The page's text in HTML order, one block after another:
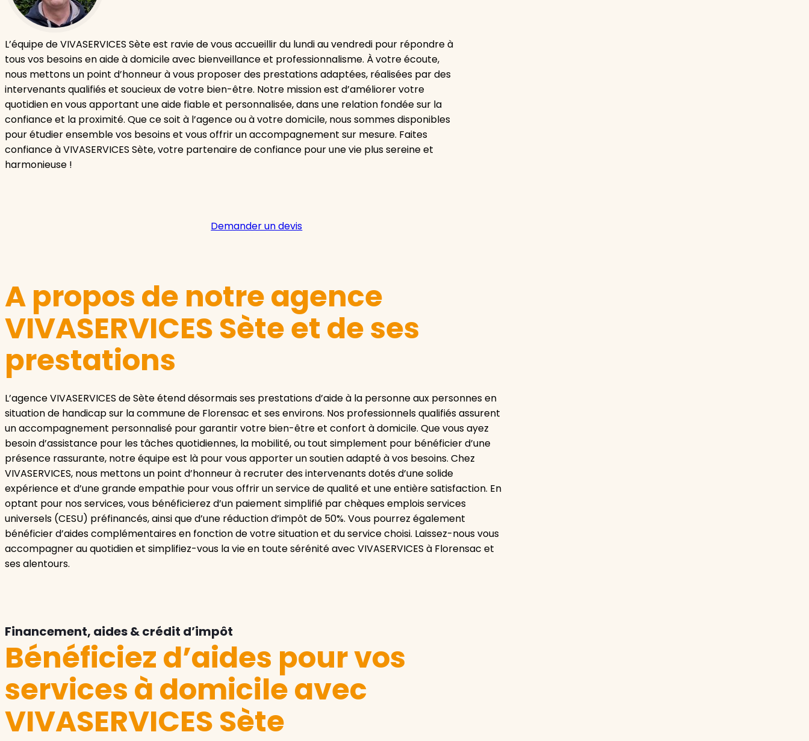
L’équipe de VIVASERVICES Sète est ravie de vous accueillir du lundi au vendredi pour répondre à
tous vos besoins en aide à domicile avec bienveillance et professionnalisme. À votre écoute,
nous mettons un point d’honneur à vous proposer des prestations adaptées, réalisées par des
intervenants qualifiés et soucieux de votre bien-être. Notre mission est d’améliorer votre
quotidien en vous apportant une aide fiable et personnalisée, dans une relation fondée sur la
confiance et la proximité. Que ce soit à l’agence ou à votre domicile, nous sommes disponibles
pour étudier ensemble vos besoins et vous offrir un accompagnement sur mesure. Faites
confiance à VIVASERVICES Sète, votre partenaire de confiance pour une vie plus sereine et
harmonieuse !
Demander un devis
A propos de notre agence
VIVASERVICES Sète et de ses
prestations
L’agence VIVASERVICES de Sète étend désormais ses prestations d’aide à la personne aux personnes en
situation de handicap sur la commune de Florensac et ses environs. Nos professionnels qualifiés assurent
un accompagnement personnalisé pour garantir votre bien-être et confort à domicile. Que vous ayez
besoin d’assistance pour les tâches quotidiennes, la mobilité, ou tout simplement pour bénéficier d’une
présence rassurante, notre équipe est là pour vous apporter un soutien adapté à vos besoins. Chez
VIVASERVICES, nous mettons un point d’honneur à recruter des intervenants dotés d’une solide
expérience et d’une grande empathie pour vous offrir un service de qualité et une entière satisfaction. En
optant pour nos services, vous bénéficierez d’un paiement simplifié par chèques emplois services
universels (CESU) préfinancés, ainsi que d’une réduction d’impôt de 50%. Vous pourrez également
bénéficier d’aides complémentaires en fonction de votre situation et du service choisi. Laissez-nous vous
accompagner au quotidien et simplifiez-vous la vie en toute sérénité avec VIVASERVICES à Florensac et
ses alentours.
Financement, aides & crédit d’impôt
Bénéficiez d’aides pour vos
services à domicile avec
VIVASERVICES Sète